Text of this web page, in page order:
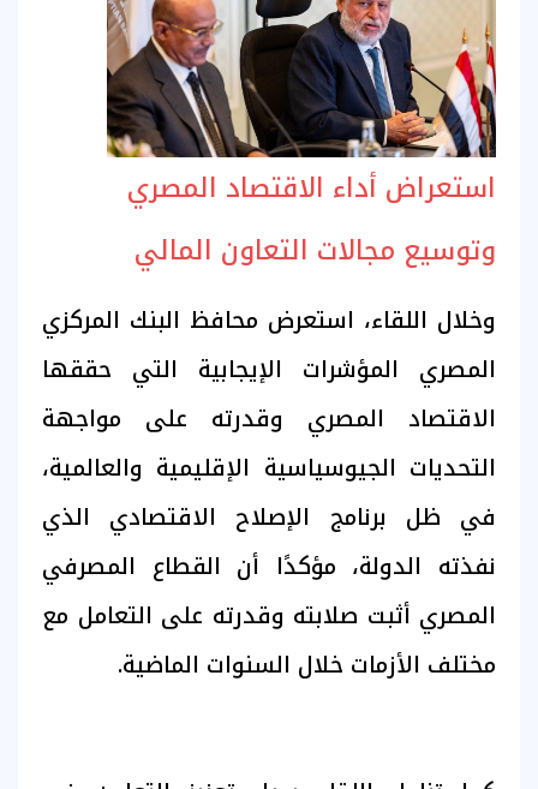
استعراض أداء الاقتصاد المصري
وتوسيع مجالات التعاون المالي
وخلال اللقاء، استعرض محافظ البنك المركزي
المصري المؤشرات الإيجابية التي حققها
الاقتصاد المصري وقدرته على مواجهة
التحديات الجيوسياسية الإقليمية والعالمية،
في ظل برنامج الإصلاح الاقتصادي الذي
نفذته الدولة، مؤكدًا أن القطاع المصرفي
المصري أثبت صلابته وقدرته على التعامل مع
مختلف الأزمات خلال السنوات الماضية.